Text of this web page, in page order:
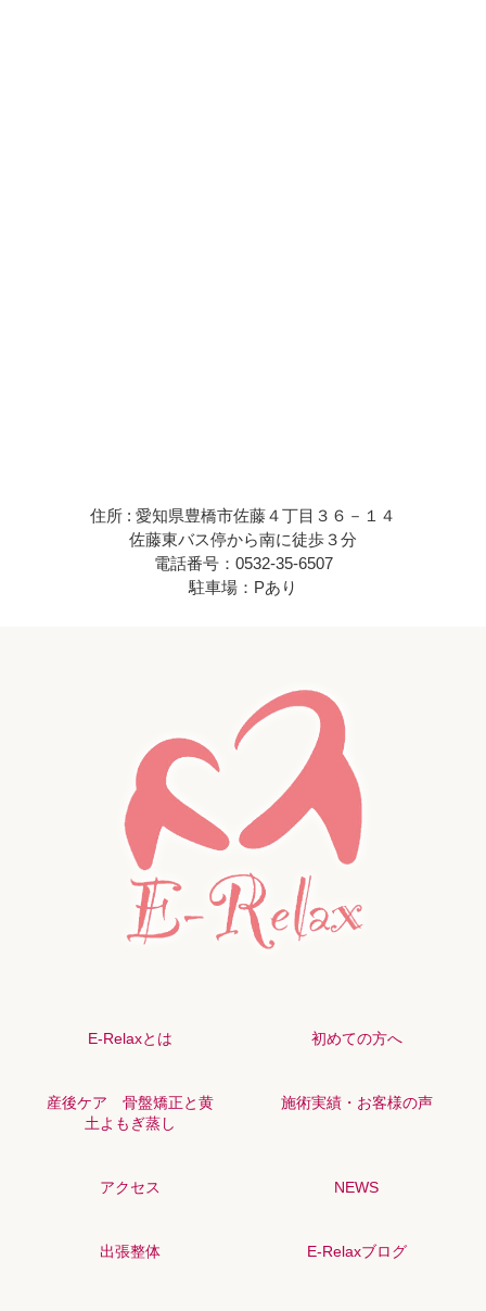
住所 : 愛知県豊橋市佐藤４丁目３６－１４
佐藤東バス停から南に徒歩３分
電話番号：0532-35-6507
駐車場：Pあり
E-Relaxとは 初めての方へ
産後ケア 骨盤矯正と黄
土よもぎ蒸し
施術実績・お客様の声
アクセス NEWS
出張整体 E-Relaxブログ